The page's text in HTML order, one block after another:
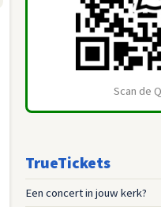
Scan de
TrueTickets
Een concert in jouw kerk?